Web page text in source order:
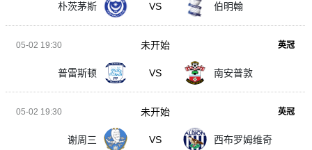
朴茨茅斯 VS 伯明翰
05-02 19:30 英冠
普雷斯顿 VS 南安普敦
未开始
05-02 19:30 英冠
谢周三 VS 西布罗姆维奇
未开始